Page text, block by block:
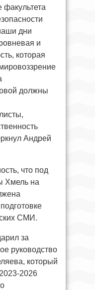
факультета
дни
и
которая
должны
Андрей
что под
Хмель на
СМИ.
за
руководство
который
2026